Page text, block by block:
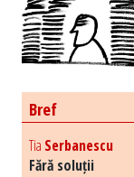
Bref
Tia Serbanescu
Fără soluții